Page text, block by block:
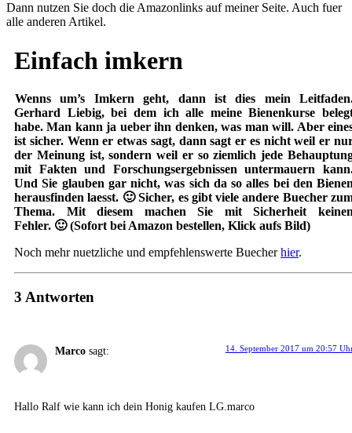
Dann nutzen Sie doch die Amazonlinks auf meiner Seite. Auch fuer
alle anderen Artikel.
Einfach imkern
Wenns um’s Imkern geht, dann ist dies mein
Gerhard Liebig, bei dem ich alle meine Bienenkurse
habe. Man kann ja ueber ihn denken, was man will. Aber
ist sicher. Wenn er etwas sagt, dann sagt er es nicht weil er
der Meinung ist, sondern weil er so ziemlich jede
mit Fakten und Forschungsergebnissen untermauern
Und Sie glauben gar nicht, was sich da so alles bei den
herausfinden laesst. 🙂 Sicher, es gibt viele andere Buecher
Thema. Mit diesem machen Sie mit Sicherheit
Fehler. 🙂 (Sofort bei Amazon bestellen, Klick aufs Bild)
Noch mehr nuetzliche und empfehlenswerte Buecherhier.
3 Antworten
Marco sagt: 14. September 2017 um 20:57
Hallo Ralf wie kann ich dein Honig kaufen LG.marco